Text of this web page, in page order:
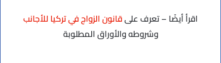
اقرأ أيضًا – تعرف علىقانون الزواج في تركيا للأجانب
وشروطه والأوراق المطلوبة